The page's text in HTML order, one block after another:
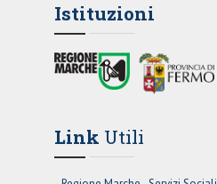
Istituzioni
Link Utili